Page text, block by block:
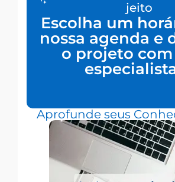
jeito
Escolha um
nossa agenda e
o projeto
Aprofunde seus